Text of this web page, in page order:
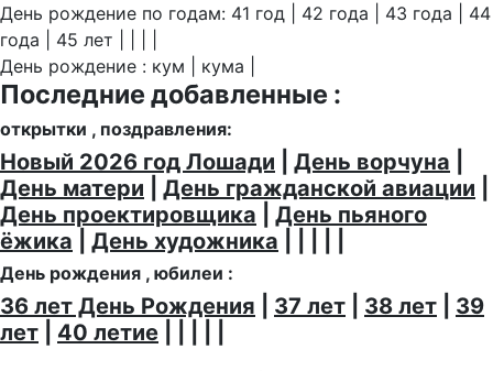
День рождение по годам: 41 год | 42 года | 43 года | 44
года | 45 лет | | | |
День рождение : кум | кума |
Последние добавленные :
открытки , поздравления:
Новый 2026 год Лошади День ворчуна
День матери
День гражданской авиации
День проектировщика
День пьяного
ёжика
День художника
День рождения , юбилеи :
36 лет День Рождения 37 лет 38 лет
39
лет
40 летие